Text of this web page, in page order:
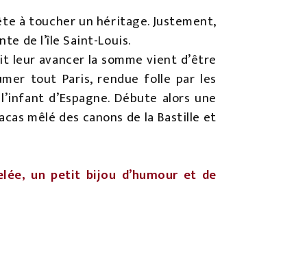
à toucher un héritage. Justement,
de l’île Saint-Louis.
leur avancer la somme vient d’être
tout Paris, rendue folle par les
d’Espagne. Débute alors une
mêlé des canons de la Bastille et
un petit bijou d’humour et de